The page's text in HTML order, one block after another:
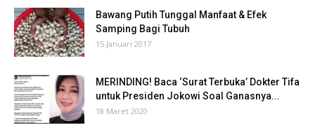
Bawang Putih Tunggal Manfaat & Efek
Samping Bagi Tubuh
15 Januari 2017
MERINDING! Baca ‘Surat Terbuka’ Dokter Tifa
untuk Presiden Jokowi Soal Ganasnya...
18 Maret 2020